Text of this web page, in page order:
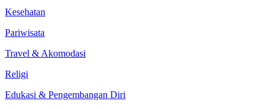
Kesehatan
Pariwisata
Travel & Akomodasi
Religi
Edukasi & Pengembangan Diri